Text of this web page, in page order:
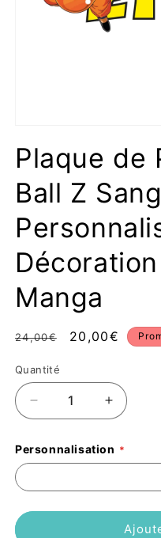
média
1
une
fenêtre
Plaque de
Ball Z
Manga
Prix
24,00€
Prix
20,00€
Quantité
Réduire
la
de
de
la
de
de
Dragon
Personnalisation